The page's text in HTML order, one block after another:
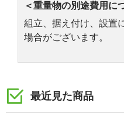
＜重量物の別途費用に
組立、据え付け、設置
場合がございます。
最近見た商品